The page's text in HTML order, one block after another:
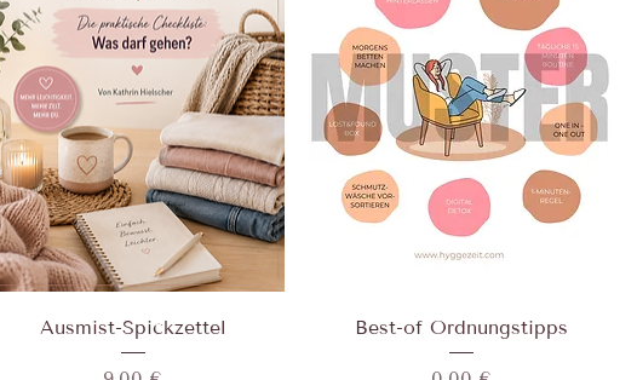
Ausmist-Spickzettel Best-of Ordnungstipps